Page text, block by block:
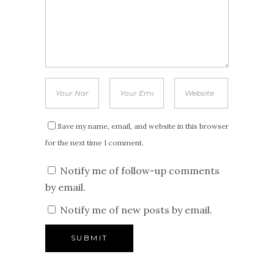
Save my name, email, and website in this browser
for the next time I comment.
Notify me of follow-up comments
by email.
Notify me of new posts by email.